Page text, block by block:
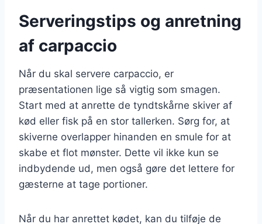
Serveringstips og anretning
af carpaccio
Når du skal servere carpaccio, er
præsentationen lige så vigtig som smagen.
Start med at anrette de tyndtskårne skiver af
kød eller fisk på en stor tallerken. Sørg for, at
skiverne overlapper hinanden en smule for at
skabe et flot mønster. Dette vil ikke kun se
indbydende ud, men også gøre det lettere for
gæsterne at tage portioner.
Når du har anrettet kødet, kan du tilføje de